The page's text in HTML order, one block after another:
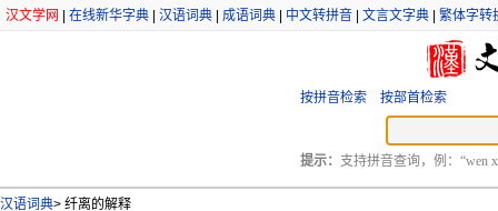
汉文学网 在线新华字典 汉语词典 成语词典 中文转拼音 文言文字典 繁体字转
按拼音检索 按部首检索
提示： 支持拼音查询，例：“wen
汉语词典> 纤离的解释